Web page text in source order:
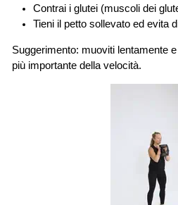
Contrai i glutei (muscoli dei
Tieni il petto sollevato ed evita
Suggerimento: muoviti lentamente
più importante della velocità.